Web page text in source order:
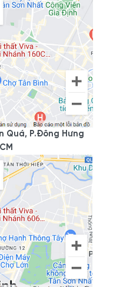
bị cảm giác “bức bí” về
đạo
chân hộp lượn tinh tế.
trang trí đơn giản. Gồm
đồ tiện lợi.
ô đen bóng tại vị trí chỗ
thời, bàn cũng bố trí vị
Giúp bề mặt bàn trở nên
cấp cho gia đình hoặc
nâu trầm đặc thù của
Quá, P.Đông Hưng